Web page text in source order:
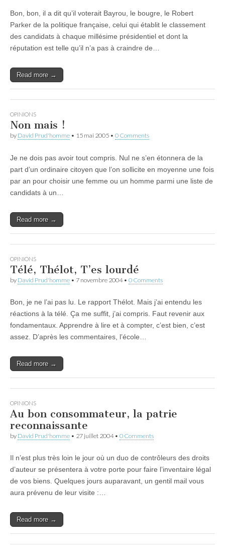
Bon, bon, il a dit qu’il voterait Bayrou, le bougre, le Robert
Parker de la politique française, celui qui établit le classement
des candidats à chaque millésime présidentiel et dont la
réputation est telle qu’il n’a pas à craindre de…
Read more →
OPINIONS
Non mais !
by David Prud'homme • 15 mai 2005 • 0 Comments
Je ne dois pas avoir tout compris. Nul ne s’en étonnera de la
part d’un ordinaire citoyen que l’on sollicite en moyenne une fois
par an pour choisir une femme ou un homme parmi une liste de
candidats à un…
Read more →
OPINIONS
Télé, Thélot, T’es lourdé
by David Prud'homme • 7 novembre 2004• 0 Comments
Bon, je ne l’ai pas lu. Le rapport Thélot. Mais j’ai entendu les
réactions à la télé. Ça me suffit, j’ai compris. Faut revenir aux
fondamentaux. Apprendre à lire et à compter, c’est bien, c’est
assez. D’après les commentaires, l’école…
Read more →
OPINIONS
Au bon consommateur, la patrie
reconnaissante
by David Prud'homme • 27 juillet 2004• 0 Comments
Il n’est plus très loin le jour où un duo de contrôleurs des droits
d’auteur se présentera à votre porte pour faire l’inventaire légal
de vos biens. Quelques jours auparavant, un gentil mail vous
aura prévenu de leur visite :…
Read more →